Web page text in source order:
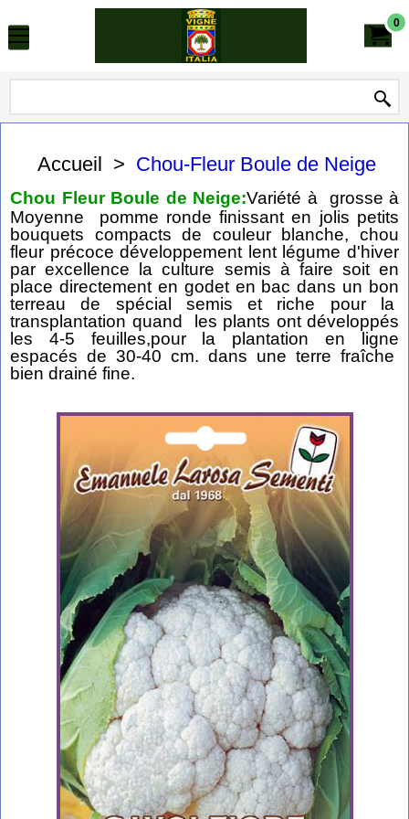
0
Accueil > Chou-Fleur Boule de Neige
Chou Fleur Boule de Neige:Variété à grosse à
Moyenne pomme ronde finissant en jolis petits
bouquets compacts de couleur blanche, chou
fleur précoce développement lent légume d'hiver
par excellence la culture semis à faire soit en
place directement en godet en bac dans un bon
terreau de spécial semis et riche pour la
transplantation quand les plants ont développés
les 4-5 feuilles,pour la plantation en ligne
espacés de 30-40 cm. dans une terre fraîche
bien drainé fine.